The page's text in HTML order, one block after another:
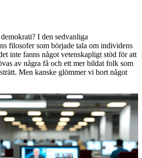
I den sedvanliga
filosofer som började tala om individens
inte fanns något vetenskapligt stöd för att
av några få och ett mer bildat folk som
Men kanske glömmer vi bort något